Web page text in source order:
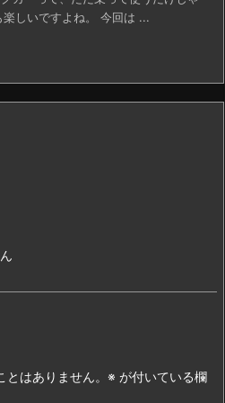
楽しいですよね。 今回は ...
はありません。 ※ が付いている欄